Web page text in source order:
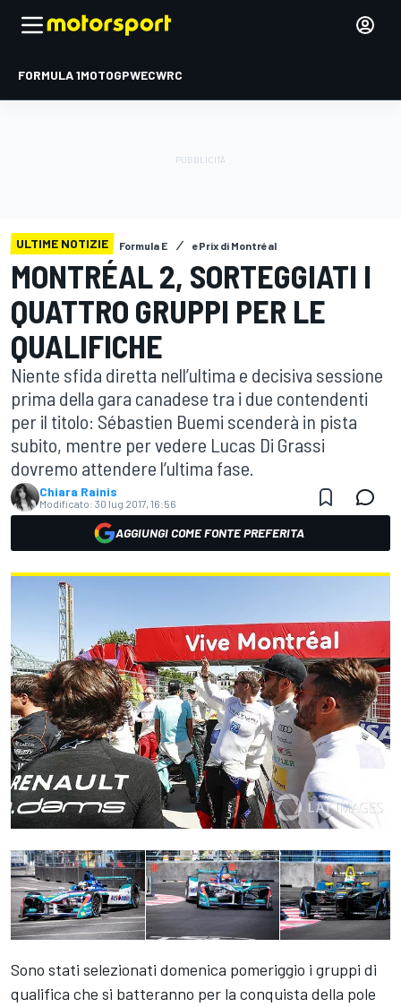
FORMULA 1MOTOGPWECWRC
ULTIME NOTIZIE Formula E ePrix di Montréal
MONTRÉAL 2, SORTEGGIATI I
QUATTRO GRUPPI PER LE
QUALIFICHE
Niente sfida diretta nell’ultima e decisiva sessione
prima della gara canadese tra i due contendenti
per il titolo: Sébastien Buemi scenderà in pista
subito, mentre per vedere Lucas Di Grassi
dovremo attendere l’ultima fase.
Chiara Rainis
Modificato: 30 lug 2017, 16:56
AGGIUNGI COME FONTE PREFERITA
Sono stati selezionati domenica pomeriggio i gruppi di
qualifica che si batteranno per la conquista della pole